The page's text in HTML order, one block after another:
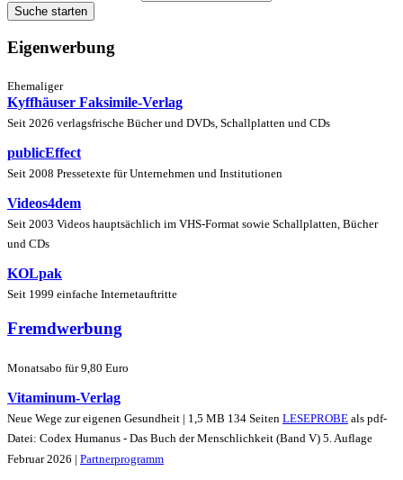
Eigenwerbung
Ehemaliger
Kyffhäuser Faksimile-Verlag
Seit 2026 verlagsfrische Bücher und DVDs, Schallplatten und CDs
publicEffect
Seit 2008 Pressetexte für Unternehmen und Institutionen
Videos4dem
Seit 2003 Videos hauptsächlich im VHS-Format sowie Schallplatten, Bücher
und CDs
KOLpak
Seit 1999 einfache Internetauftritte
Fremdwerbung
Monatsabo für 9,80 Euro
Vitaminum-Verlag
Neue Wege zur eigenen Gesundheit | 1,5 MB 134 Seiten LESEPROBE als pdf-
Datei: Codex Humanus - Das Buch der Menschlichkeit (Band V) 5. Auflage
Februar 2026 | Partnerprogramm